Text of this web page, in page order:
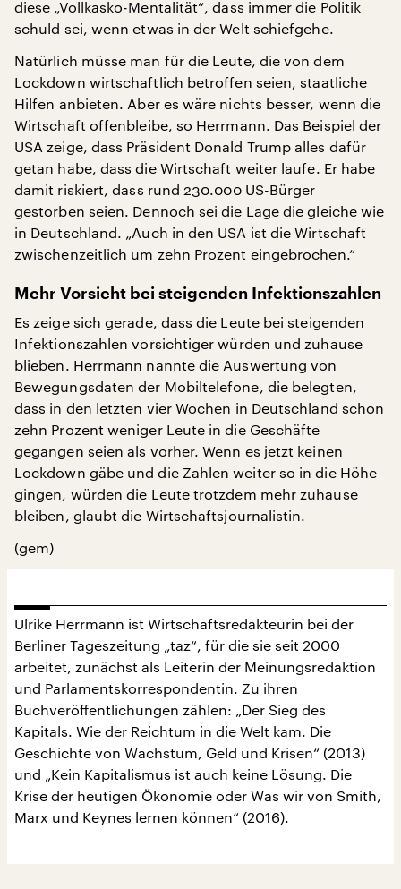
diese „Vollkasko-Mentalität“, dass immer die Politik
schuld sei, wenn etwas in der Welt schiefgehe.
Natürlich müsse man für die Leute, die von dem
Lockdown wirtschaftlich betroffen seien, staatliche
Hilfen anbieten. Aber es wäre nichts besser, wenn die
Wirtschaft offenbleibe, so Herrmann. Das Beispiel der
USA zeige, dass Präsident Donald Trump alles dafür
getan habe, dass die Wirtschaft weiter laufe. Er habe
damit riskiert, dass rund 230.000 US-Bürger
gestorben seien. Dennoch sei die Lage die gleiche wie
in Deutschland. „Auch in den USA ist die Wirtschaft
zwischenzeitlich um zehn Prozent eingebrochen.“
Mehr Vorsicht bei steigenden Infektionszahlen
Es zeige sich gerade, dass die Leute bei steigenden
Infektionszahlen vorsichtiger würden und zuhause
blieben. Herrmann nannte die Auswertung von
Bewegungsdaten der Mobiltelefone, die belegten,
dass in den letzten vier Wochen in Deutschland schon
zehn Prozent weniger Leute in die Geschäfte
gegangen seien als vorher. Wenn es jetzt keinen
Lockdown gäbe und die Zahlen weiter so in die Höhe
gingen, würden die Leute trotzdem mehr zuhause
bleiben, glaubt die Wirtschaftsjournalistin.
(gem)
Ulrike Herrmann ist Wirtschaftsredakteurin bei der
Berliner Tageszeitung „taz“, für die sie seit 2000
arbeitet, zunächst als Leiterin der Meinungsredaktion
und Parlamentskorrespondentin. Zu ihren
Buchveröffentlichungen zählen: „Der Sieg des
Kapitals. Wie der Reichtum in die Welt kam. Die
Geschichte von Wachstum, Geld und Krisen“ (2013)
und „Kein Kapitalismus ist auch keine Lösung. Die
Krise der heutigen Ökonomie oder Was wir von Smith,
Marx und Keynes lernen können“ (2016).